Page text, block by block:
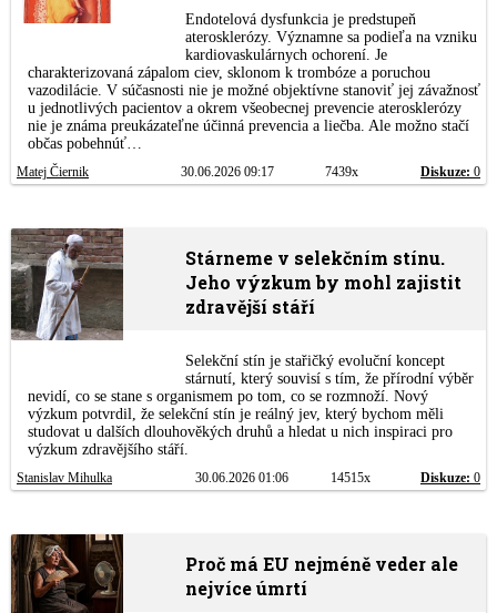
Endotelová dysfunkcia je predstupeň
aterosklerózy. Významne sa podieľa na vzniku
kardiovaskulárnych ochorení. Je
charakterizovaná zápalom ciev, sklonom k trombóze a poruchou
vazodilácie. V súčasnosti nie je možné objektívne stanoviť jej závažnosť
u jednotlivých pacientov a okrem všeobecnej prevencie aterosklerózy
nie je známa preukázateľne účinná prevencia a liečba. Ale možno stačí
občas pobehnúť…
Matej Čiernik 30.06.2026 09:17 7439x Diskuze: 0
Stárneme v selekčním stínu.
Jeho výzkum by mohl zajistit
zdravější stáří
Selekční stín je stařičký evoluční koncept
stárnutí, který souvisí s tím, že přírodní výběr
nevidí, co se stane s organismem po tom, co se rozmnoží. Nový
výzkum potvrdil, že selekční stín je reálný jev, který bychom měli
studovat u dalších dlouhověkých druhů a hledat u nich inspiraci pro
výzkum zdravějšího stáří.
Stanislav Mihulka 30.06.2026 01:06 14515x Diskuze: 0
Proč má EU nejméně veder ale
nejvíce úmrtí